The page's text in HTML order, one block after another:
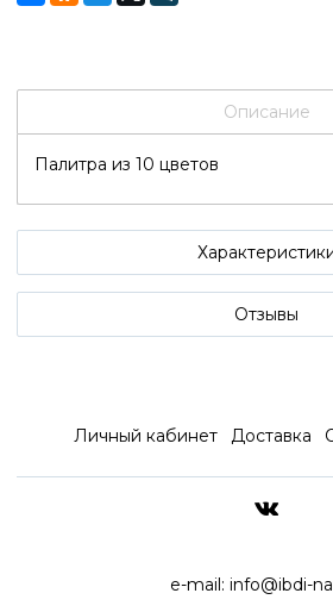
Описание
Палитра из 10 цветов
Отзывы
Личный кабинет Доставка
e-mail: info@ibdi-